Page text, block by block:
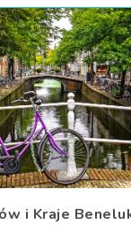
i Kraje